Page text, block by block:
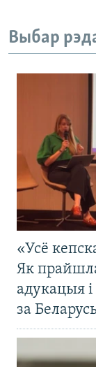
Выбар
«Усё
Як
адукацыя
за